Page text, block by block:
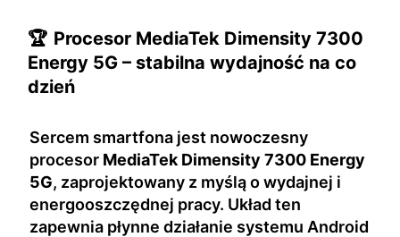
🏆 Procesor MediaTek Dimensity 7300
Energy 5G – stabilna wydajność na co
dzień
Sercem smartfona jest nowoczesny
procesor MediaTek Dimensity 7300 Energy
5G, zaprojektowany z myślą o wydajnej i
energooszczędnej pracy. Układ ten
zapewnia płynne działanie systemu Android